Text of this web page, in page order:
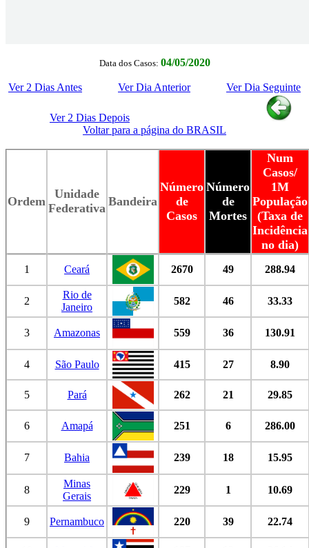
Data dos Casos: 04/05/2020
Ver 2 Dias Antes Ver Dia Anterior Ver Dia Seguinte
Ver 2 Dias Depois
Voltar para a página do BRASIL
Ordem
Unidade
Federativa Bandeira
Número
de
Casos
Número
de
Mortes
Num
Casos/
1M
População
(Taxa de
Incidência
no dia)
1 Ceará 2670 49 288.94
2
Rio de
Janeiro
582 46 33.33
3 Amazonas 559 36 130.91
4 São Paulo 415 27 8.90
5 Pará 262 21 29.85
6 Amapá 251 6 286.00
7 Bahia 239 18 15.95
8
Minas
Gerais
229 1 10.69
9 Pernambuco 220 39 22.74